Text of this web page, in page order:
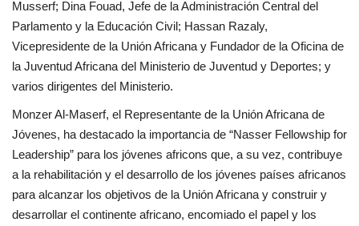
Documentos
Oportunidades
vídeos
Los colaboradores
Los patrocinios
Musserf; Dina Fouad, Jefe de la Administración Central del
Parlamento y la Educación Civil; Hassan Razaly,
Vicepresidente de la Unión Africana y Fundador de la Oficina de
la Juventud Africana del Ministerio de Juventud y Deportes; y
varios dirigentes del Ministerio.
Monzer Al-Maserf, el Representante de la Unión Africana de
Jóvenes, ha destacado la importancia de “Nasser Fellowship for
Leadership” para los jóvenes africons que, a su vez, contribuye
a la rehabilitación y el desarrollo de los jóvenes países africanos
para alcanzar los objetivos de la Unión Africana y construir y
desarrollar el continente africano, encomiado el papel y los